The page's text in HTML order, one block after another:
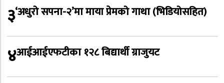
३‘अधुरो सपना-२’मा माया प्रेमको गाथा (भिडियोसहित)
४आईआईएफटीका १२८ बिद्यार्थी ग्राजुयट